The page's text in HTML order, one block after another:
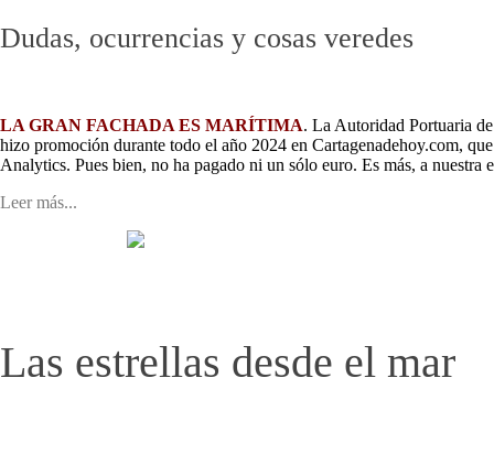
Dudas, ocurrencias y cosas veredes
LA GRAN FACHADA ES MARÍTIMA. La Autoridad Portuaria
hizo promoción durante todo el año 2024 en Cartagenadehoy.com,
Analytics. Pues bien, no ha pagado ni un sólo euro. Es más, a nuestra
Leer más...
Las estrellas desde el mar